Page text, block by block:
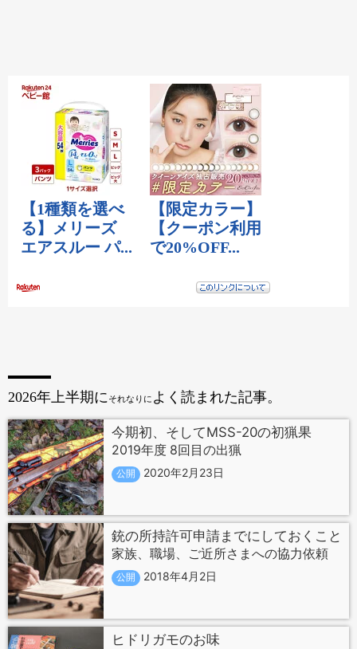
2026年上半期にそれなりに よく読まれた記事。
今期初、そしてMSS-20の初猟果
2019年度 8回目の出猟
公開 2020年2月23日
銃の所持許可申請までにしておくこと
家族、職場、ご近所さまへの協力依頼
公開 2018年4月2日
ヒドリガモのお味